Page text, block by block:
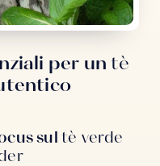
per untè
sultè verde